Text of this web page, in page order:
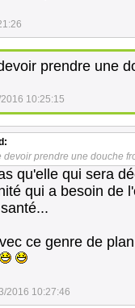
prendre une
10:25:15
devoir prendre une douche
qu'elle qui sera
qui a besoin de
ce genre de
2016 10:27:46